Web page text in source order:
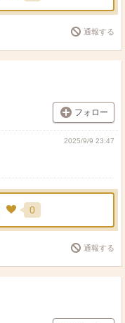
通報する
フォロー
2025/9/9 23:47
0
通報する